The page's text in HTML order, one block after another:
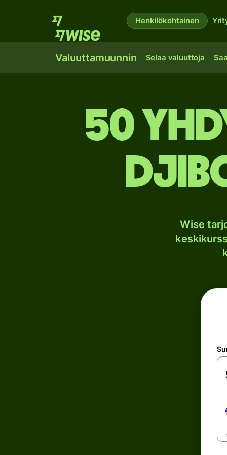
Henkilökohtainen
Valuuttamuunnin Selaa valuuttoja
50
Wise